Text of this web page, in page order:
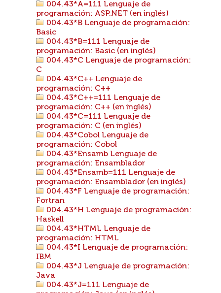
004.43*A=111 Lenguaje de
programación: ASP.NET (en inglés)
004.43*B Lenguaje de programación:
Basic
004.43*B=111 Lenguaje de
programación: Basic (en inglés)
004.43*C Lenguaje de programación:
C
004.43*C++ Lenguaje de
programación: C++
004.43*C++=111 Lenguaje de
programación: C++ (en inglés)
004.43*C=111 Lenguaje de
programación: C (en inglés)
004.43*Cobol Lenguaje de
programación: Cobol
004.43*Ensamb Lenguaje de
programación: Ensamblador
004.43*Ensamb=111 Lenguaje de
programación: Ensamblador (en inglés)
004.43*F Lenguaje de programación:
Fortran
004.43*H Lenguaje de programación:
Haskell
004.43*HTML Lenguaje de
programación: HTML
004.43*I Lenguaje de programación:
IBM
004.43*J Lenguaje de programación:
Java
004.43*J=111 Lenguaje de